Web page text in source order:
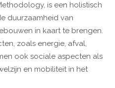
is een holistisch
duurzaamheid van
in kaart te brengen.
zoals energie, afval,
ook sociale aspecten als
en mobiliteit in het